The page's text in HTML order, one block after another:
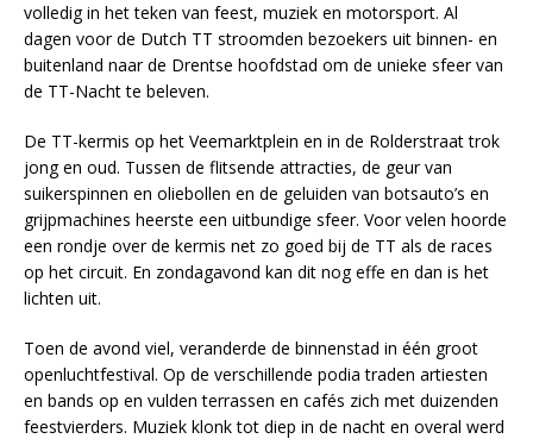
volledig in het teken van feest, muziek en motorsport. Al
dagen voor de Dutch TT stroomden bezoekers uit binnen- en
buitenland naar de Drentse hoofdstad om de unieke sfeer van
de TT-Nacht te beleven.
De TT-kermis op het Veemarktplein en in de Rolderstraat trok
jong en oud. Tussen de flitsende attracties, de geur van
suikerspinnen en oliebollen en de geluiden van botsauto’s en
grijpmachines heerste een uitbundige sfeer. Voor velen hoorde
een rondje over de kermis net zo goed bij de TT als de races
op het circuit. En zondagavond kan dit nog effe en dan is het
lichten uit.
Toen de avond viel, veranderde de binnenstad in één groot
openluchtfestival. Op de verschillende podia traden artiesten
en bands op en vulden terrassen en cafés zich met duizenden
feestvierders. Muziek klonk tot diep in de nacht en overal werd